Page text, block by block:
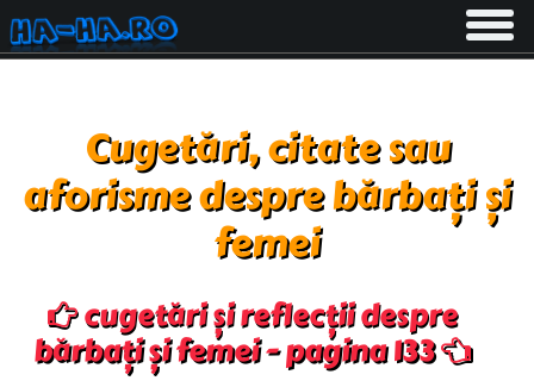
Toggle
Cugetări, citate sau
aforisme despre bărbați și
femei
cugetări și reflecții despre
bărbați și femei - pagina 133